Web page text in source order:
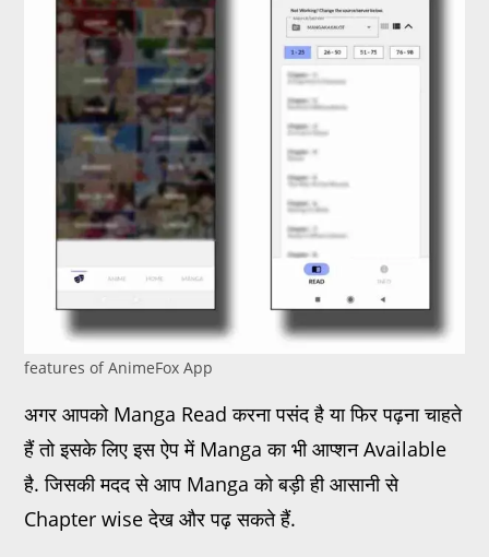
features of AnimeFox App
अगर आपको Manga Read करना पसंद है या फिर पढ़ना चाहते
हैं तो इसके लिए इस ऐप में Manga का भी आप्शन Available
है. जिसकी मदद से आप Manga को बड़ी ही आसानी से
Chapter wise देख और पढ़ सकते हैं.